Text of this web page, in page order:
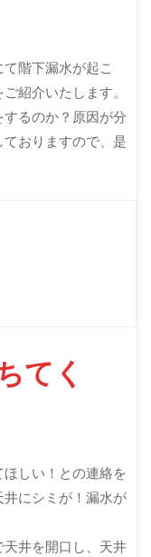
階下漏水が起こ
紹介いたします。
るのか？原因が分
おりますので、是
てく
しい！との連絡を
にシミが！漏水が
井を開口し、天井